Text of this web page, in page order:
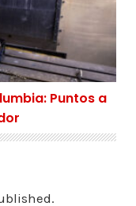
Puntos a